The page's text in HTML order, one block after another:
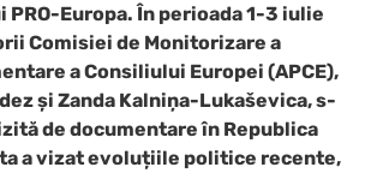
Europa. În perioada 1-3 iulie
Comisiei de Monitorizare a
a Consiliului Europei (APCE),
și Zanda Kalniņa-Lukaševica, s-
de documentare în Republica
a vizat evoluțiile politice recente,